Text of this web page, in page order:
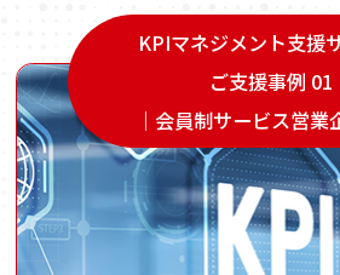
KPIマネジメント支援
ご支援事例 01
｜会員制サービス営業